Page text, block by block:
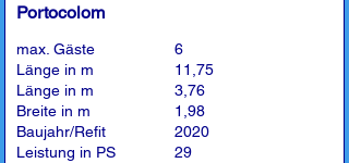
Portocolom
max. Gäste
Länge in m
Länge in m
Breite in m
Baujahr/Refit
Leistung in PS
6
11,75
3,76
1,98
2020
29